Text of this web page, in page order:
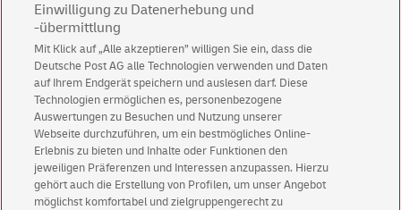
Konzern Karriere
Einwilligung zu Datenerhebung und
-übermittlung
Mit Klick auf „Alle akzeptieren” willigen Sie ein, dass die
Deutsche Post AG alle Technologien verwenden und Daten
auf Ihrem Endgerät speichern und auslesen darf. Diese
Technologien ermöglichen es, personenbezogene
Auswertungen zu Besuchen und Nutzung unserer
Webseite durchzuführen, um ein bestmögliches Online-
Erlebnis zu bieten und Inhalte oder Funktionen den
jeweiligen Präferenzen und Interessen anzupassen. Hierzu
gehört auch die Erstellung von Profilen, um unser Angebot
möglichst komfortabel und zielgruppengerecht zu